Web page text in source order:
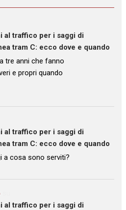
al traffico per i saggi di
tram C: ecco dove e quando
tre anni che fanno
e propri quando
al traffico per i saggi di
tram C: ecco dove e quando
a cosa sono serviti?
al traffico per i saggi di